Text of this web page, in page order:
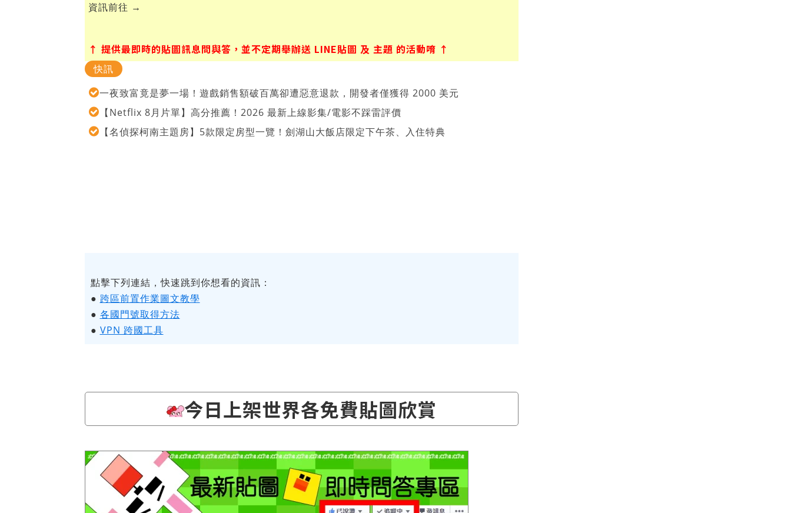
資訊前往 →
↑ 提供最即時的貼圖訊息問與答，並不定期舉辦送 LINE貼圖 及 主題 的活動唷 ↑
快訊
一夜致富竟是夢一場！遊戲銷售額破百萬卻遭惡意退款，開發者僅獲得 2000 美元
【Netflix 8月片單】高分推薦！2026 最新上線影集/電影不踩雷評價
【名偵探柯南主題房】5款限定房型一覽！劍湖山大飯店限定下午茶、入住特典
點擊下列連結，快速跳到你想看的資訊：
● 跨區前置作業圖文教學
● 各國門號取得方法
● VPN 跨國工具
今日上架世界各免費貼圖欣賞